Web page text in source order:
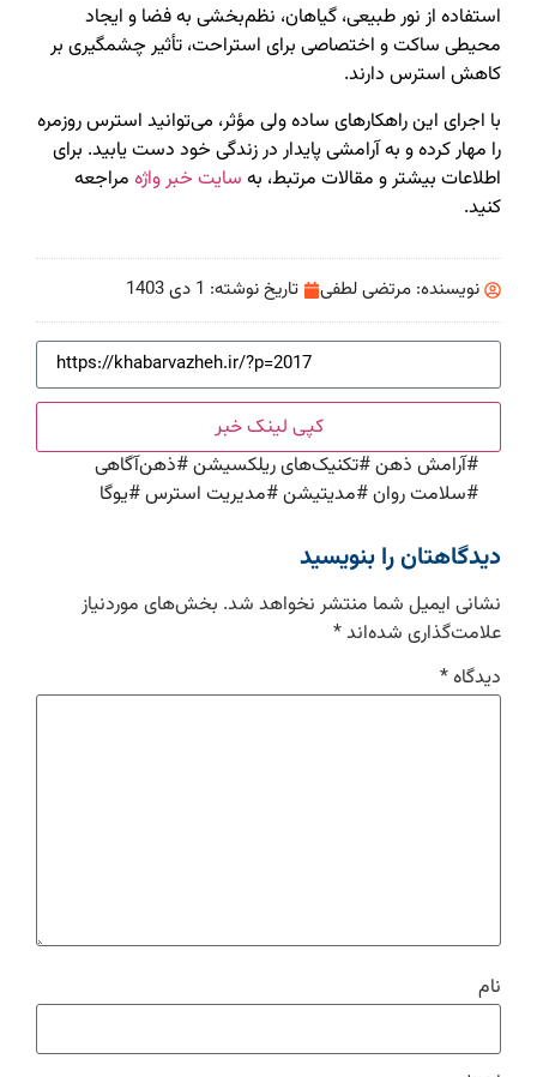
استفاده از نور طبیعی، گیاهان، نظم‌بخشی به فضا و ایجاد
محیطی ساکت و اختصاصی برای استراحت، تأثیر چشمگیری بر
کاهش استرس دارند.
با اجرای این راهکارهای ساده ولی مؤثر، می‌توانید استرس روزمره
را مهار کرده و به آرامشی پایدار در زندگی خود دست یابید. برای
اطلاعات بیشتر و مقالات مرتبط، به سایت خبر واژه مراجعه
کنید.
نویسنده: مرتضی لطفی تاریخ نوشته: 1 دی 1403
کپی لینک خبر
#آرامش ذهن#تکنیک‌های ریلکسیشن#ذهن‌آگاهی
#سلامت روان#مدیتیشن#مدیریت استرس#یوگا
دیدگاهتان را بنویسید
نشانی ایمیل شما منتشر نخواهد شد. بخش‌های موردنیاز
علامت‌گذاری شده‌اند*
دیدگاه*
نام